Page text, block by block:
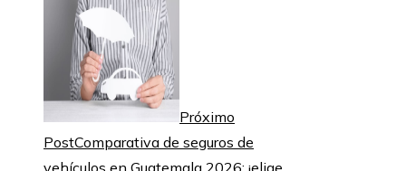
Próximo
PostComparativa de seguros de